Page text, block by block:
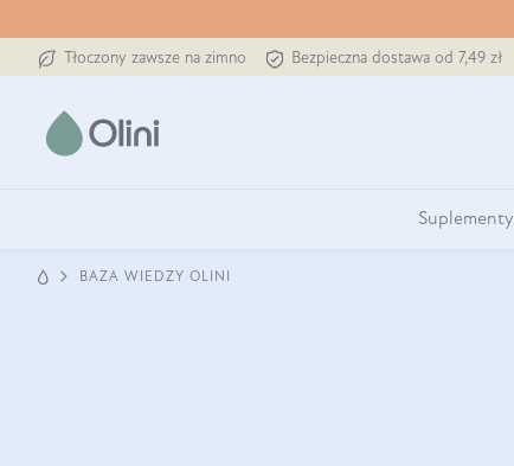
Tłoczony zawsze na zimno Bezpieczna dostawa od 7,49 zł
Suplementy
BAZA WIEDZY OLINI